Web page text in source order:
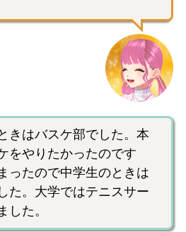
きはバスケ部でした。本
をやりたかったのです
ったので中学生のときは
た。大学ではテニスサー
した。